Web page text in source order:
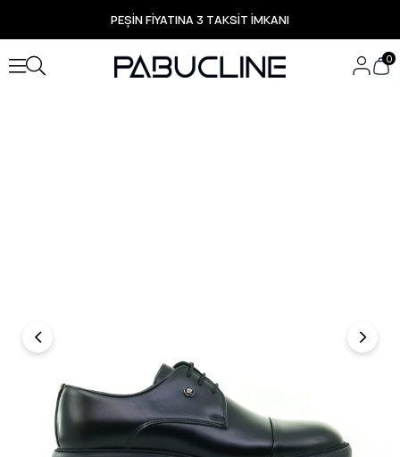
PEŞİN FİYATINA 3 TAKSİT İMKANI
TÜM ÜRÜNLERDE ÜCRETSİZ KARGO
Yeni Sezon Ürünlerde Özel Fırsatlar
Seçili Ürünlerde Hızlı Teslimat
0